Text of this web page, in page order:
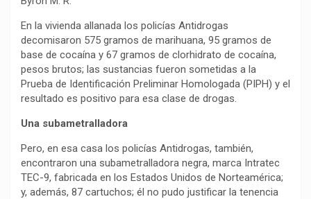
En la vivienda allanada los policías Antidrogas
decomisaron 575 gramos de marihuana, 95 gramos de
base de cocaína y 67 gramos de clorhidrato de cocaína,
pesos brutos; las sustancias fueron sometidas a la
Prueba de Identificación Preliminar Homologada (PIPH) y el
resultado es positivo para esa clase de drogas.
Una subametralladora
Pero, en esa casa los policías Antidrogas, también,
encontraron una subametralladora negra, marca Intratec
TEC-9, fabricada en los Estados Unidos de Norteamérica;
y, además, 87 cartuchos; él no pudo justificar la tenencia